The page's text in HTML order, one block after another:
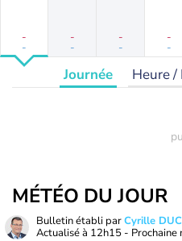
-
-
-
-
-
-
-
-
Journée Heure /
MÉTÉO DU JOUR
Bulletin établi parCyrille
Actualisé à 12h15 - Prochaine